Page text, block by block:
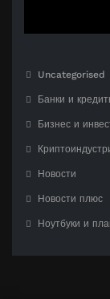
Uncategorised
Банки и
Бизнес и
Новости
Новости плюс
Ноутбуки и